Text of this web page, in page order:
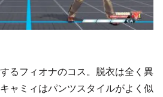
るフィオナのコス。脱衣は全く異
ャミィはパンツスタイルがよく似